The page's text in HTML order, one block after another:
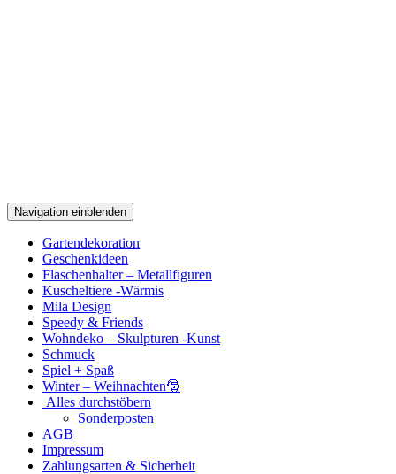
Navigation einblenden
Gartendekoration
Geschenkideen
Flaschenhalter – Metallfiguren
Kuscheltiere -Wärmis
Mila Design
Speedy & Friends
Wohndeko – Skulpturen -Kunst
Schmuck
Spiel + Spaß
Winter – Weihnachten🎅
Alles durchstöbern
Sonderposten
AGB
Impressum
Zahlungsarten & Sicherheit